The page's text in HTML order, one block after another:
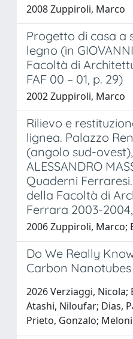
2008 Zuppiroli, Marco
Progetto di casa a
legno (in
Facoltà di
FAF 00 – 01, p. 29)
2002 Zuppiroli, Marco
Rilievo e
lignea. Palazzo
(angolo sud-
ALESSANDRO
Quaderni
della Facoltà di
Ferrara 2003-2004,
2006 Zuppiroli, Marco;
Do We Really
Carbon Nanotubes
2026 Verziaggi,
Atashi, Niloufar; Dias,
Prieto, Gonzalo;